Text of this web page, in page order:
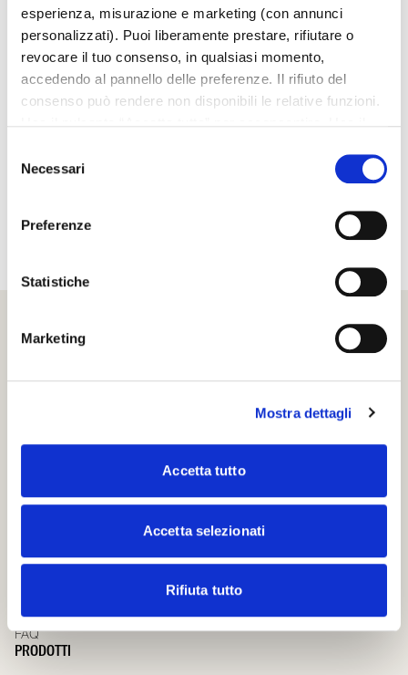
esperienza, misurazione e marketing (con annunci
personalizzati). Puoi liberamente prestare, rifiutare o
revocare il tuo consenso, in qualsiasi momento,
accedendo al pannello delle preferenze. Il rifiuto del
consenso può rendere non disponibili le relative funzioni.
Leggi laCookie policy
delNecessari
Preferenze
Statistiche
Marketing
Mostra dettagli
Accetta tutto
Accetta selezionati
Rifiuta tutto
Phanta
Vestigia
S. Ermete di Santarcangelo di Romagna
via Casale, 975 47822 – (RN) Italia
infoscrigno@scrignogroup.com
Contacts
FAQ
PRODOTTI